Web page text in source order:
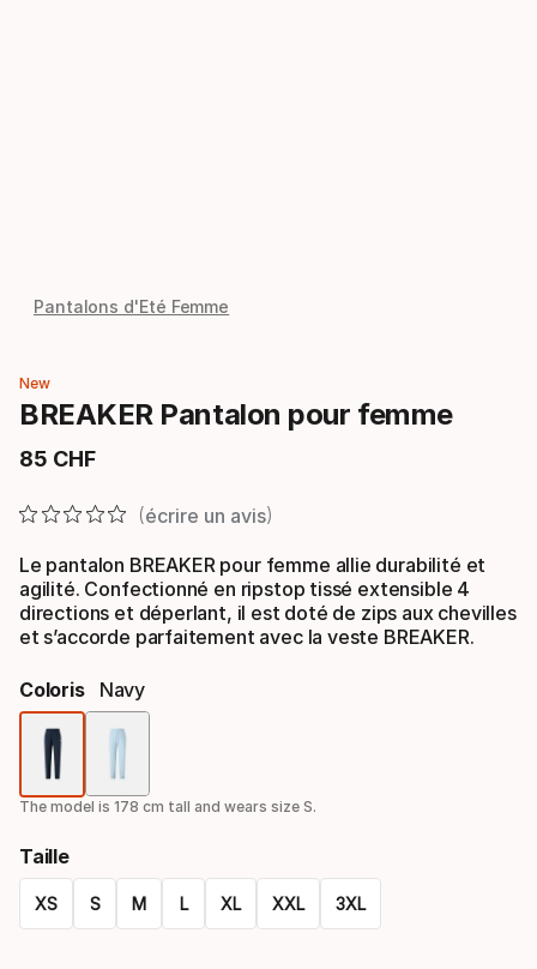
Pantalons d'Eté Femme
New
BREAKER Pantalon pour femme
85 CHF
Prix final
écrire un avis
Le pantalon BREAKER pour femme allie durabilité et
agilité. Confectionné en ripstop tissé extensible 4
directions et déperlant, il est doté de zips aux chevilles
et s’accorde parfaitement avec la veste BREAKER.
Coloris Navy
de
The model is 178 cm tall and wears size S.
Taille
XS S M L XL XXL 3XL